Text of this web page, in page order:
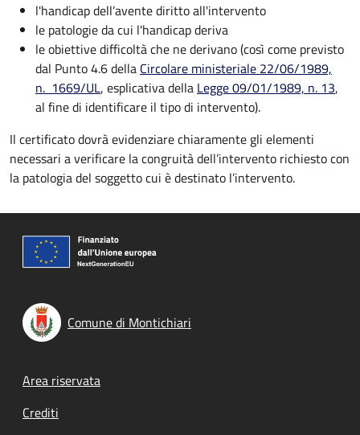
l'handicap dell’avente diritto all'intervento
le patologie da cui l'handicap deriva
le obiettive difficoltà che ne derivano (così come previsto
dal Punto 4.6 della Circolare ministeriale 22/06/1989,
n. 1669/UL, esplicativa della Legge 09/01/1989, n. 13,
al fine di identificare il tipo di intervento).
Il certificato dovrà evidenziare chiaramente gli elementi
necessari a verificare la congruità dell’intervento richiesto con
la patologia del soggetto cui è destinato l’intervento.
Comune di Montichiari
Footer menu
Area riservata
Crediti